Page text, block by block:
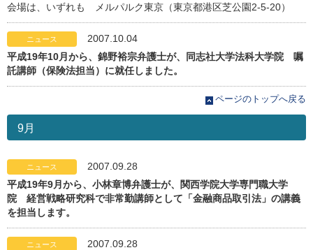
会場は、いずれも メルパルク東京（東京都港区芝公園2-5-20）
ニュース
2007.10.04
平成19年10月から、錦野裕宗弁護士が、同志社大学法科大学院 嘱
託講師（保険法担当）に就任しました。
ページのトップへ戻る
9月
ニュース
2007.09.28
平成19年9月から、小林章博弁護士が、関西学院大学専門職大学
院 経営戦略研究科で非常勤講師として「金融商品取引法」の講義
を担当します。
ニュース 2007.09.28